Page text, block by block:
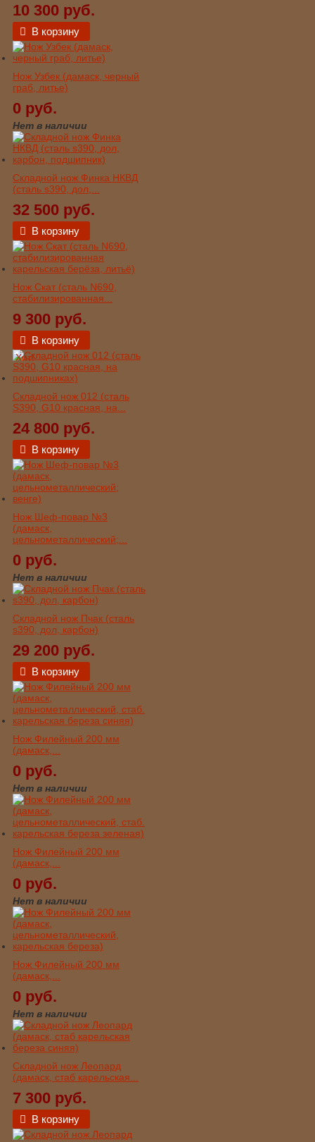
10 300 руб.
В корзину
Нож Узбек (дамаск, черный
граб, литье)
0 руб.
Нет в наличии
Складной нож Финка НКВД
(сталь s390, дол,...
32 500 руб.
В корзину
Нож Скат (сталь N690,
стабилизированная...
9 300 руб.
В корзину
Хит!
Складной нож 012 (сталь
S390, G10 красная, на...
24 800 руб.
В корзину
Нож Шеф-повар №3
(дамаск,
цельнометаллический;...
0 руб.
Нет в наличии
Складной нож Пчак (сталь
s390, дол, карбон)
29 200 руб.
В корзину
Нож Филейный 200 мм
(дамаск,...
0 руб.
Нет в наличии
Нож Филейный 200 мм
(дамаск,...
0 руб.
Нет в наличии
Нож Филейный 200 мм
(дамаск,...
0 руб.
Нет в наличии
Складной нож Леопард
(дамаск, стаб карельская...
7 300 руб.
В корзину